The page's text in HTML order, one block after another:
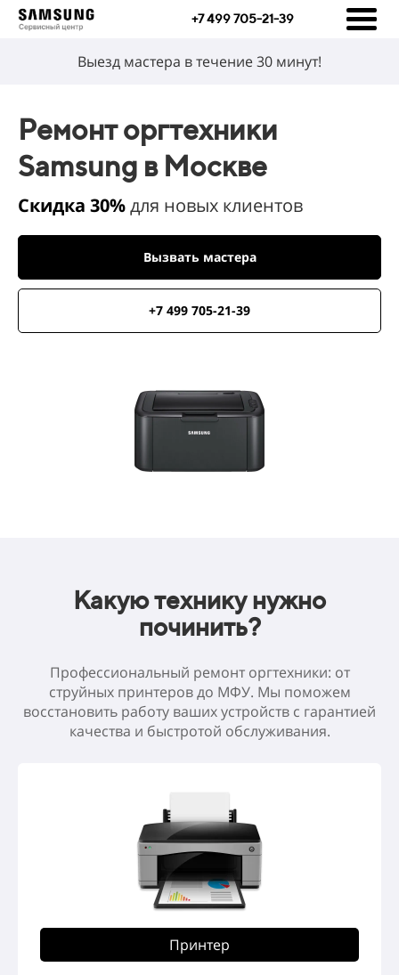
+7 499 705-21-39
Выезд мастера в течение 30 минут!
Ремонт оргтехники
Samsung в Москве
Скидка 30%для новых клиентов
Вызвать мастера
+7 499 705-21-39
Какую технику нужно
починить?
Профессиональный ремонт оргтехники: от
струйных принтеров до МФУ. Мы поможем
восстановить работу ваших устройств с гарантией
качества и быстротой обслуживания.
Принтер